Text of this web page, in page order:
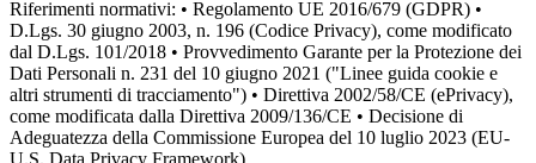
Riferimenti normativi: • Regolamento UE 2016/679 (GDPR) •
D.Lgs. 30 giugno 2003, n. 196 (Codice Privacy), come modificato
dal D.Lgs. 101/2018 • Provvedimento Garante per la Protezione dei
Dati Personali n. 231 del 10 giugno 2021 ("Linee guida cookie e
altri strumenti di tracciamento") • Direttiva 2002/58/CE (ePrivacy),
come modificata dalla Direttiva 2009/136/CE • Decisione di
Adeguatezza della Commissione Europea del 10 luglio 2023 (EU-
U.S. Data Privacy Framework)